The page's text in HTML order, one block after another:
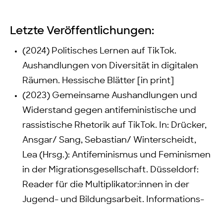
Letzte Veröffentlichungen:
(2024) Politisches Lernen auf TikTok.
Aushandlungen von Diversität in digitalen
Räumen. Hessische Blätter [in print]
(2023) Gemeinsame Aushandlungen und
Widerstand gegen antifeministische und
rassistische Rhetorik auf TikTok. In: Drücker,
Ansgar/ Sang, Sebastian/ Winterscheidt,
Lea (Hrsg.): Antifeminismus und Feminismen
in der Migrationsgesellschaft. Düsseldorf:
Reader für die Multiplikator:innen in der
Jugend- und Bildungsarbeit. Informations-